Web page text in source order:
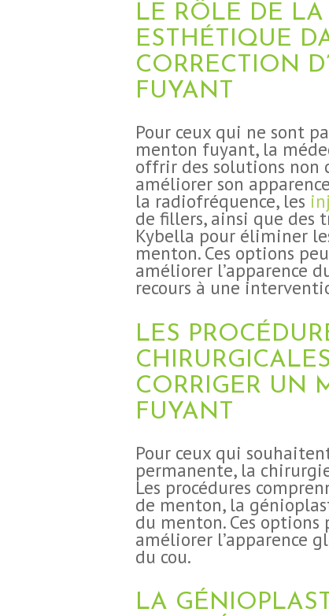
DEMANDE DE
LE RÔLE DE
ESTHÉTIQUE
CORRECTION
FUYANT
Pour ceux qui ne sont
menton fuyant, la
offrir des solutions non
améliorer son
la radiofréquence, les
de fillers, ainsi que des
Kybella pour éliminer
menton. Ces options
améliorer l’apparence
recours à une
LES
CORRIGER UN
FUYANT
Pour ceux qui
permanente, la
Les procédures
de menton, la
du menton. Ces options
améliorer l’apparence
du cou.
LA